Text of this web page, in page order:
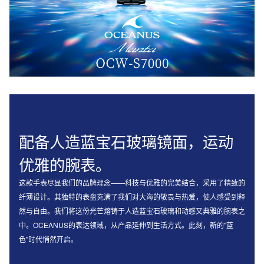
配备人造蓝宝石玻璃镜面，运动
优雅的腕表。
这款⼿表尽显我们的品牌理念——科技与优雅的完美结合，采⽤了精致的
纤薄设计。其独特的表盘充满了我们对⼤海的敬畏与热爱，使⼈感受到释
然与⾃由。我们将这份光芒熔铸于人造蓝宝石玻璃和动感⼜典雅的腕表之
中。OCEANUS的表达领域，从产品延伸到生活方式。此刻，新的"蓝
⾊"时代悄然开启。